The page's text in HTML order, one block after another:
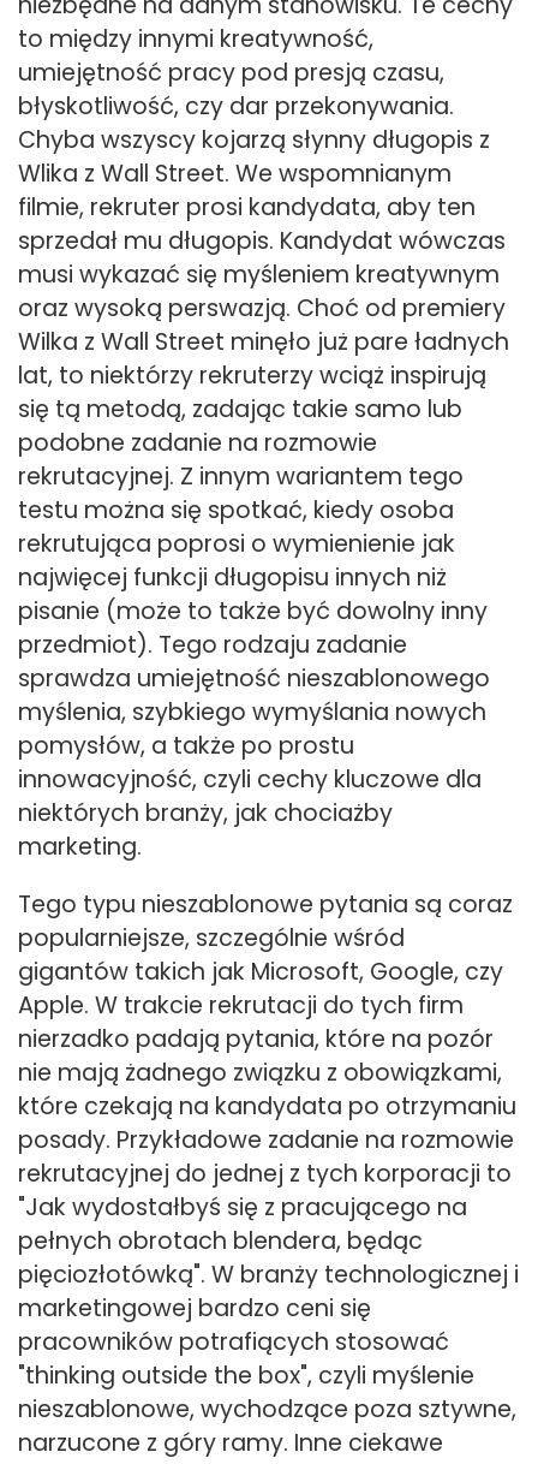
to między innymi kreatywność,
umiejętność pracy pod presją czasu,
błyskotliwość, czy dar przekonywania.
Chyba wszyscy kojarzą słynny długopis z
Wlika z Wall Street. We wspomnianym
filmie, rekruter prosi kandydata, aby ten
sprzedał mu długopis. Kandydat wówczas
musi wykazać się myśleniem kreatywnym
oraz wysoką perswazją. Choć od premiery
Wilka z Wall Street minęło już pare ładnych
lat, to niektórzy rekruterzy wciąż inspirują
się tą metodą, zadając takie samo lub
podobne zadanie na rozmowie
rekrutacyjnej. Z innym wariantem tego
testu można się spotkać, kiedy osoba
rekrutująca poprosi o wymienienie jak
najwięcej funkcji długopisu innych niż
pisanie (może to także być dowolny inny
przedmiot). Tego rodzaju zadanie
sprawdza umiejętność nieszablonowego
myślenia, szybkiego wymyślania nowych
pomysłów, a także po prostu
innowacyjność, czyli cechy kluczowe dla
niektórych branży, jak chociażby
marketing.
Tego typu nieszablonowe pytania są coraz
popularniejsze, szczególnie wśród
gigantów takich jak Microsoft, Google, czy
Apple. W trakcie rekrutacji do tych firm
nierzadko padają pytania, które na pozór
nie mają żadnego związku z obowiązkami,
które czekają na kandydata po otrzymaniu
posady. Przykładowe zadanie na rozmowie
rekrutacyjnej do jednej z tych korporacji to
"Jak wydostałbyś się z pracującego na
pełnych obrotach blendera, będąc
pięciozłotówką". W branży technologicznej i
marketingowej bardzo ceni się
pracowników potrafiących stosować
"thinking outside the box", czyli myślenie
nieszablonowe, wychodzące poza sztywne,
narzucone z góry ramy. Inne ciekawe